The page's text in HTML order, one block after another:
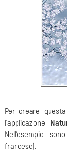
Per creare
l'applicazione
Nell'esempio
francese).